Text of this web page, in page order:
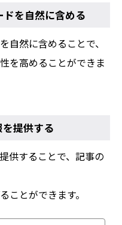
を自然に含める
自然に含めることで、
を高めることができま
提供する
供することで、記事の
ことができます。